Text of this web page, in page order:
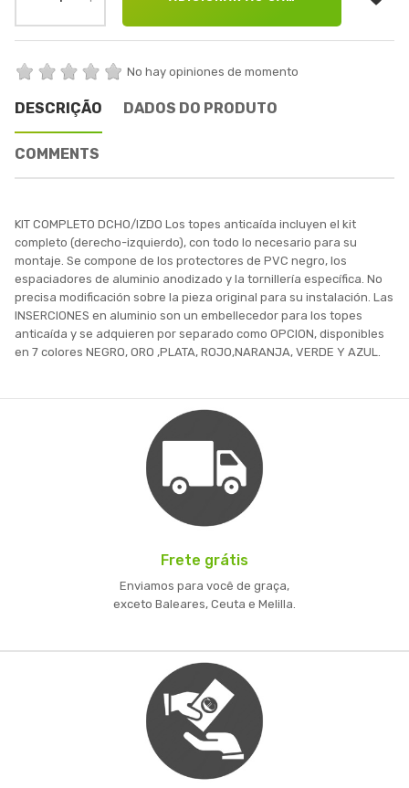
No hay opiniones de momento
DESCRIÇÃO DADOS DO PRODUTO
COMMENTS
KIT COMPLETO DCHO/IZDO Los topes anticaída incluyen el kit
completo (derecho-izquierdo), con todo lo necesario para su
montaje. Se compone de los protectores de PVC negro, los
espaciadores de aluminio anodizado y la tornillería específica. No
precisa modificación sobre la pieza original para su instalación. Las
INSERCIONES en aluminio son un embellecedor para los topes
anticaída y se adquieren por separado como OPCION, disponibles
en 7 colores NEGRO, ORO ,PLATA, ROJO,NARANJA, VERDE Y AZUL.
Frete grátis
Enviamos para você de graça,
exceto Baleares, Ceuta e Melilla.